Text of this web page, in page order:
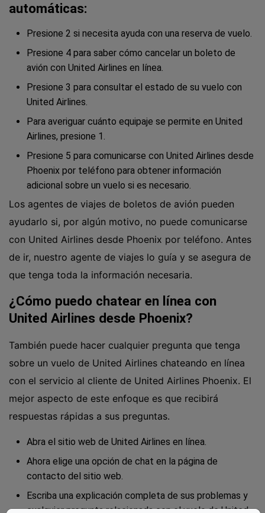
automáticas:
Presione 2 si necesita ayuda con una reserva de vuelo.
Presione 4 para saber cómo cancelar un boleto de
avión con United Airlines en línea.
Presione 3 para consultar el estado de su vuelo con
United Airlines.
Para averiguar cuánto equipaje se permite en United
Airlines, presione 1.
Presione 5 para comunicarse con United Airlines desde
Phoenix por teléfono para obtener información
adicional sobre un vuelo si es necesario.
Los agentes de viajes de boletos de avión pueden
ayudarlo si, por algún motivo, no puede comunicarse
con United Airlines desde Phoenix por teléfono. Antes
de ir, nuestro agente de viajes lo guía y se asegura de
que tenga toda la información necesaria.
¿Cómo puedo chatear en línea con
United Airlines desde Phoenix?
También puede hacer cualquier pregunta que tenga
sobre un vuelo de United Airlines chateando en línea
con el servicio al cliente de United Airlines Phoenix. El
mejor aspecto de este enfoque es que recibirá
respuestas rápidas a sus preguntas.
Abra el sitio web de United Airlines en línea.
Ahora elige una opción de chat en la página de
contacto del sitio web.
Escriba una explicación completa de sus problemas y
cualquier pregunta relacionada con el vuelo de United